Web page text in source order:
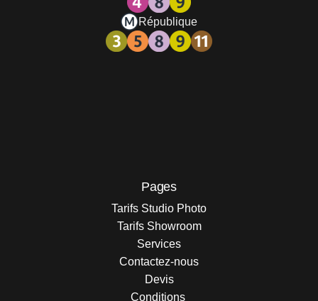
République
Pages
Tarifs Studio Photo
Tarifs Showroom
Services
Contactez-nous
Devis
Conditions